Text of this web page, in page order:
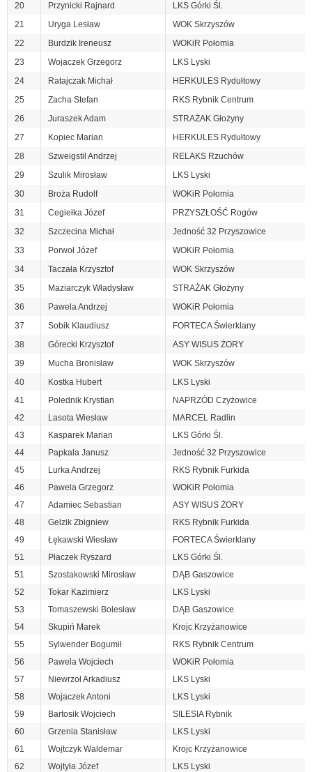
20
Przynicki Rajnard
LKS Górki Śl.
21
Uryga Lesław
WOK Skrzyszów
22
Burdzik Ireneusz
WOKiR Połomia
23
Wojaczek Grzegorz
LKS Lyski
24
Ratajczak Michał
HERKULES Rydułtowy
25
Zacha Stefan
RKS Rybnik Centrum
26
Juraszek Adam
STRAŻAK Głożyny
27
Kopiec Marian
HERKULES Rydułtowy
28
Szweigstil Andrzej
RELAKS Rzuchów
29
Szulik Mirosław
LKS Lyski
30
Broża Rudolf
WOKiR Połomia
31
Cegiełka Józef
PRZYSZŁOŚĆ Rogów
32
Szczecina Michał
Jedność 32 Przyszowice
33
Porwoł Józef
WOKiR Połomia
34
Taczała Krzysztof
WOK Skrzyszów
35
Maziarczyk Władysław
STRAŻAK Głożyny
36
Pawela Andrzej
WOKiR Połomia
37
Sobik Klaudiusz
FORTECA Świerklany
38
Górecki Krzysztof
ASY WISUS ŻORY
39
Mucha Bronisław
WOK Skrzyszów
40
Kostka Hubert
LKS Lyski
41
Polednik Krystian
NAPRZÓD Czyżowice
42
Lasota Wiesław
MARCEL Radlin
43
Kasparek Marian
LKS Górki Śl.
44
Papkala Janusz
Jedność 32 Przyszowice
45
Lurka Andrzej
RKS Rybnik Furkida
46
Pawela Grzegorz
WOKiR Połomia
47
Adamiec Sebastian
ASY WISUS ŻORY
48
Gelzik Zbigniew
RKS Rybnik Furkida
49
Łękawski Wiesław
FORTECA Świerklany
51
Płaczek Ryszard
LKS Górki Śl.
51
Szostakowski Mirosław
DĄB Gaszowice
52
Tokar Kazimierz
LKS Lyski
53
Tomaszewski Bolesław
DĄB Gaszowice
54
Skupiń Marek
Krojc Krzyżanowice
55
Sylwender Bogumił
RKS Rybnik Centrum
56
Pawela Wojciech
WOKiR Połomia
57
Niewrzoł Arkadiusz
LKS Lyski
58
Wojaczek Antoni
LKS Lyski
59
Bartosik Wojciech
SILESIA Rybnik
60
Grzenia Stanisław
LKS Lyski
61
Wojtczyk Waldemar
Krojc Krzyżanowice
62
Wojtyła Józef LKS Lyski